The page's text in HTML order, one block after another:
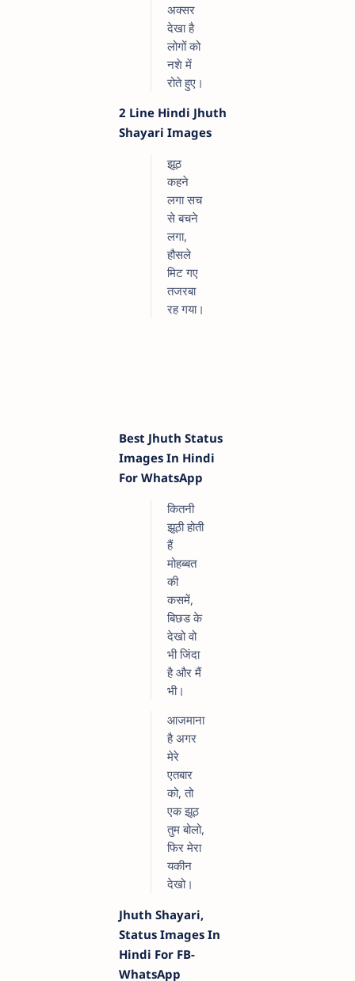
अक्सर
देखा है
लोगों को
नशे में
रोते हुए।
2 Line Hindi Jhuth
Shayari Images
झूठ
कहने
लगा सच
से बचने
लगा,
हौसले
मिट गए
तजरबा
रह गया।
Best Jhuth Status
Images In Hindi
For WhatsApp
कितनी
झूठी होती
हैं
मोहब्बत
की
कसमें,
बिछड के
देखो वो
भी जिंदा
है और मैं
भी।
आजमाना
है अगर
मेरे
एतबार
को, तो
एक झूठ
तुम बोलो,
फिर मेरा
यकीन
देखो।
Jhuth Shayari,
Status Images In
Hindi For FB-
WhatsApp